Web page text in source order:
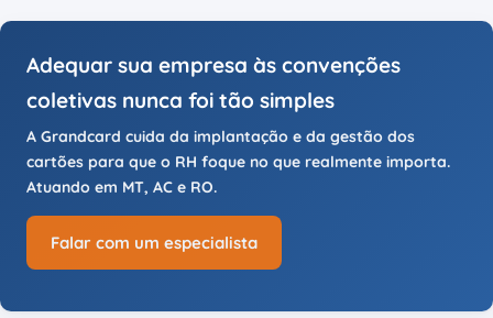
Adequar sua empresa às convenções
coletivas nunca foi tão simples
A Grandcard cuida da implantação e da gestão dos
cartões para que o RH foque no que realmente importa.
Atuando em MT, AC e RO.
Falar com um especialista